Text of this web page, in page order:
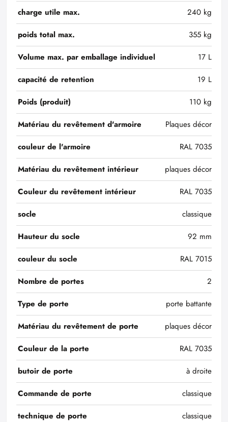
charge utile max.
240 kg
poids total max.
355 kg
Volume max. par emballage individuel
17 L
capacité de retention
19 L
Poids (produit)
110 kg
Matériau du revêtement d'armoire
Plaques décor
couleur de l'armoire
RAL 7035
Matériau du revêtement intérieur
plaques décor
Couleur du revêtement intérieur
RAL 7035
socle
classique
Hauteur du socle
92 mm
couleur du socle
RAL 7015
Nombre de portes
2
Type de porte
porte battante
Matériau du revêtement de porte
plaques décor
Couleur de la porte
RAL 7035
butoir de porte
à droite
Commande de porte
classique
technique de porte
classique